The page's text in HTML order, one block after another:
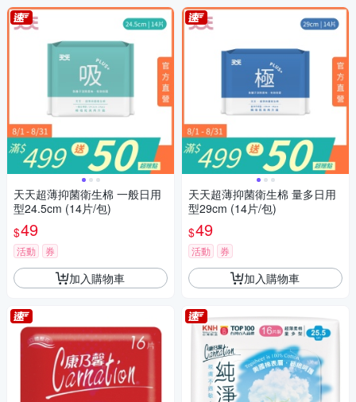
天天超薄抑菌衛生棉 一般日用
型24.5cm (14片/包)
$49
活動 券
加入購物車
天天超薄抑菌衛生棉 量多日用
型29cm (14片/包)
$49
活動 券
加入購物車